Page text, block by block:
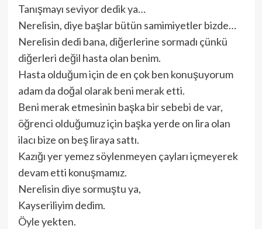
Tanışmayı seviyor dedik ya…
Nerelisin, diye başlar bütün samimiyetler bizde…
Nerelisin dedi bana, diğerlerine sormadı çünkü
diğerleri değil hasta olan benim.
Hasta olduğum için de en çok ben konuşuyorum
adam da doğal olarak beni merak etti.
Beni merak etmesinin başka bir sebebi de var,
öğrenci olduğumuz için başka yerde on lira olan
ilacı bize on beş liraya sattı.
Kazığı yer yemez söylenmeyen çayları içmeyerek
devam etti konuşmamız.
Nerelisin diye sormuştu ya,
Kayseriliyim dedim.
Öyle yekten.